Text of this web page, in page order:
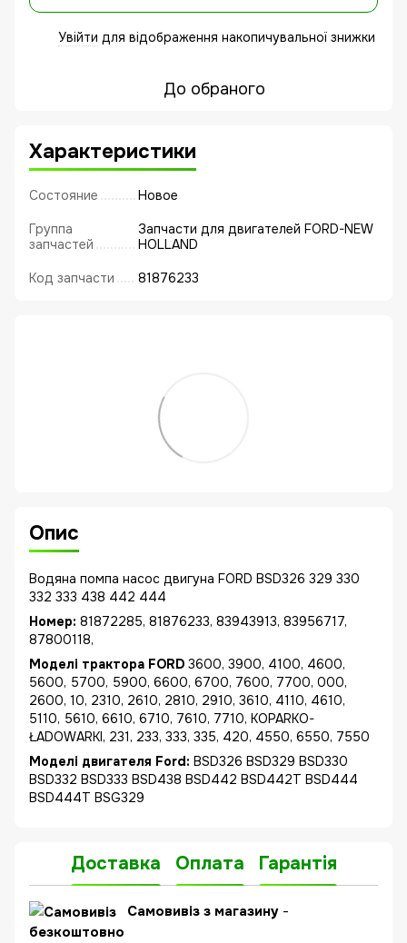
Увійти для відображення накопичувальної знижки
До обраного
Характеристики
Состояние Новое
Группа
запчастей
Запчасти для двигателей FORD-NEW
HOLLAND
Код запчасти 81876233
Опис
Водяна помпа насос двигуна FORD BSD326 329 330
332 333 438 442 444
Номер: 81872285, 81876233, 83943913, 83956717,
87800118,
Моделі трактора FORD 3600, 3900, 4100, 4600,
5600, 5700, 5900, 6600, 6700, 7600, 7700, 000,
2600, 10, 2310, 2610, 2810, 2910, 3610, 4110, 4610,
5110, 5610, 6610, 6710, 7610, 7710, KOPARKO-
ŁADOWARKI, 231, 233, 333, 335, 420, 4550, 6550, 7550
Моделі двигателя Ford: BSD326 BSD329 BSD330
BSD332 BSD333 BSD438 BSD442 BSD442T BSD444
BSD444T BSG329
Доставка Оплата Гарантія
Самовивіз з магазину -
безкоштовно